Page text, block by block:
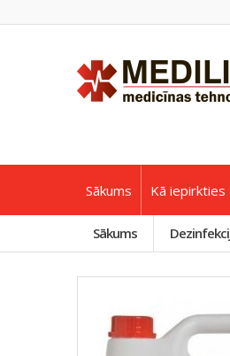
Sākums Kā iepirkties
Sākums